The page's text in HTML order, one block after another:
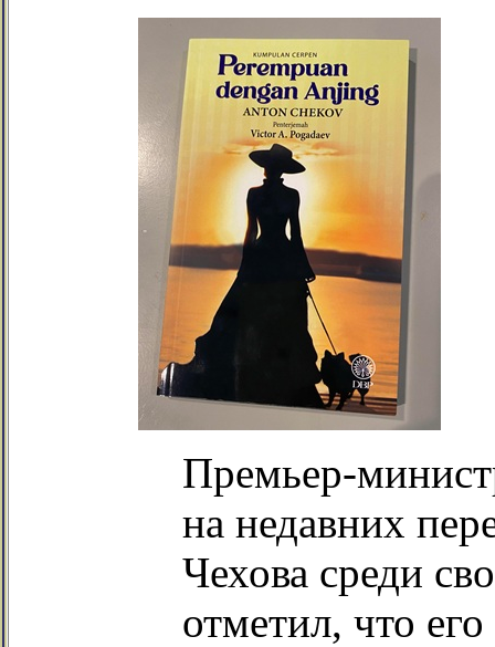
Премьер-
на недавних
Чехова среди
отметил, что